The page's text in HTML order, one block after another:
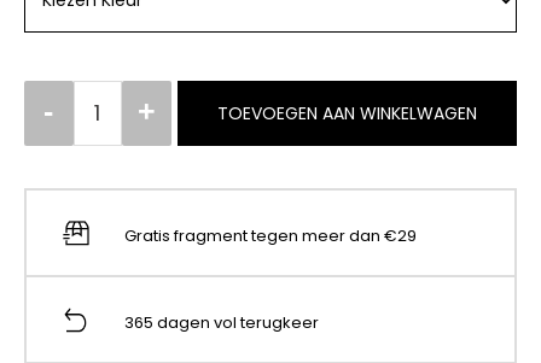
TOEVOEGEN AAN WINKELWAGEN
Gratis fragment tegen meer dan €29
365 dagen vol terugkeer